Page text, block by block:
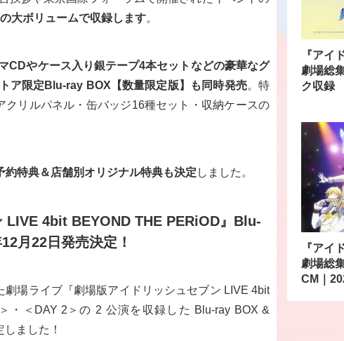
大ボリュームで収録します。
CDやケース入り銀テープ4本セットなどの豪華なグ
ア限定Blu-ray BOX【数量限定版】も同時発売。特
リルパネル・缶バッジ16種セット・収納ケースの
特典＆店舗別オリジナル特典も決定 しました。
LIVE 4bit BEYOND THE PERiOD』Blu-
月22日発売決定！
場ライブ『劇場版アイドリッシュセブン LIVE 4bit
・＜DAY 2＞の 2 公演を収録した Blu-ray BOX &
ました！
『アイ
劇場総
ク収録
『アイ
劇場総
CM｜